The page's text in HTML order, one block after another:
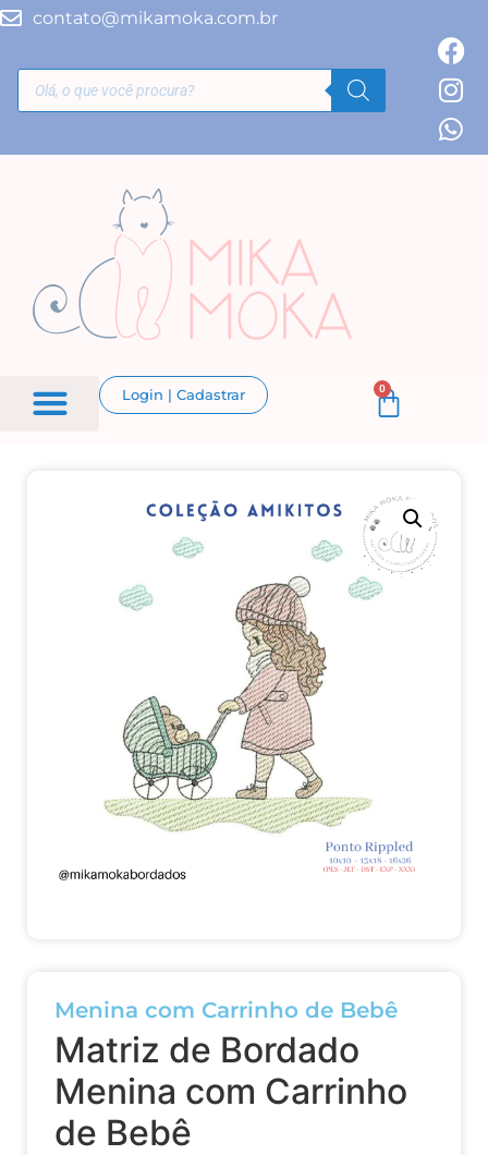
contato@mikamoka.com.br
Login | Cadastrar 0
Menina com Carrinho de Bebê
Matriz de Bordado
Menina com Carrinho
de Bebê